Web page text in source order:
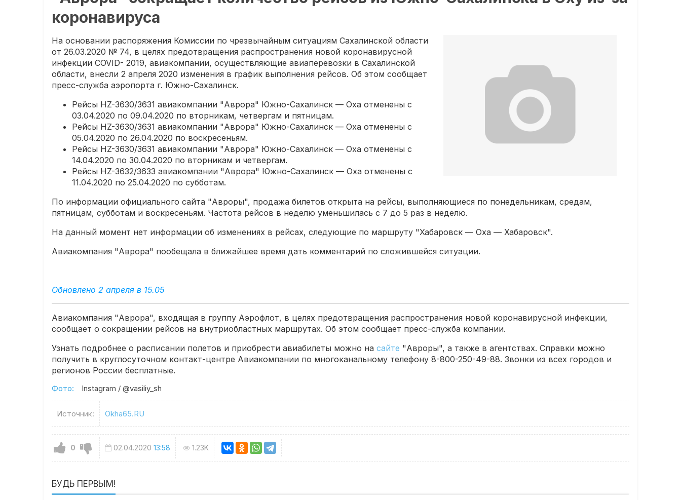
коронавируса
На основании распоряжения Комиссии по чрезвычайным ситуациям Сахалинской области
от 26.03.2020 № 74, в целях предотвращения распространения новой коронавирусной
инфекции COVID- 2019, авиакомпании, осуществляющие авиаперевозки в Сахалинской
области, внесли 2 апреля 2020 изменения в график выполнения рейсов. Об этом сообщает
пресс-служба аэропорта г. Южно-Сахалинск.
Рейсы HZ-3630/3631 авиакомпании "Аврора" Южно-Сахалинск — Оха отменены с
03.04.2020 по 09.04.2020 по вторникам, четвергам и пятницам.
Рейсы HZ-3630/3631 авиакомпании "Аврора" Южно-Сахалинск — Оха отменены с
05.04.2020 по 26.04.2020 по воскресеньям.
Рейсы HZ-3630/3631 авиакомпании "Аврора" Южно-Сахалинск — Оха отменены с
14.04.2020 по 30.04.2020 по вторникам и четвергам.
Рейсы HZ-3632/3633 авиакомпании "Аврора" Южно-Сахалинск — Оха отменены с
11.04.2020 по 25.04.2020 по субботам.
По информации официального сайта "Авроры", продажа билетов открыта на рейсы, выполняющиеся по понедельникам, средам,
пятницам, субботам и воскресеньям. Частота рейсов в неделю уменьшилась с 7 до 5 раз в неделю.
На данный момент нет информации об изменениях в рейсах, следующие по маршруту "Хабаровск — Оха — Хабаровск".
Авиакомпания "Аврора" пообещала в ближайшее время дать комментарий по сложившейся ситуации.
Обновлено 2 апреля в 15.05
Авиакомпания "Аврора", входящая в группу Аэрофлот, в целях предотвращения распространения новой коронавирусной инфекции,
сообщает о сокращении рейсов на внутриобластных маршрутах. Об этом сообщает пресс-служба компании.
Узнать подробнее о расписании полетов и приобрести авиабилеты можно насайте "Авроры", а также в агентствах. Справки можно
получить в круглосуточном контакт-центре Авиакомпании по многоканальному телефону 8-800-250-49-88. Звонки из всех городов и
регионов России бесплатные.
Фото: Instagram / @vasiliy_sh
Источник: Okha65.RU
0 02.04.2020 13:58 1.23K
БУДЬ ПЕРВЫМ!